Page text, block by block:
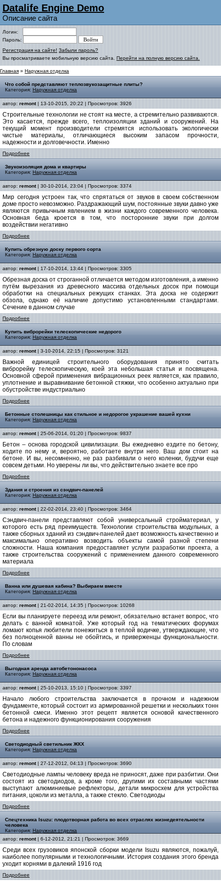
Datalife Engine Demo
Описание сайта
Логин:
Пароль:
Регистрация на сайте! Забыли пароль?
Вы просматриваете мобильную версию сайта. Перейти на полную версию сайта.
Главная » Наружная отделка
Что собой представляют теплозвукозащитные плиты?
Категория: Наружная отделка
автор: remont| 13-10-2015, 20:22 | Просмотров: 3926
Строительные технологии не стоят на месте, а стремительно развиваются.
Это касается, прежде всего, теплоизоляции зданий и сооружений. На
текущий момент производители стремятся использовать экологически
чистые материалы, отличающиеся высоким запасом прочности,
надежности и долговечности. Именно
Подробнее
Звукоизоляция дома и квартиры
Категория: Наружная отделка
автор: remont| 30-10-2014, 23:04 | Просмотров: 3374
Мир сегодня устроен так, что спрятаться от звуков в своем собственном
доме просто невозможно. Раздражающий шум, постоянные звуки давно уже
являются привычным явлением в жизни каждого современного человека.
Основная беда кроется в том, что посторонние звуки при долгом
воздействии негативно
Подробнее
Купить обрезную доску первого сорта
Категория: Наружная отделка
автор: remont| 17-10-2014, 13:44 | Просмотров: 3305
Обрезная доска от строганной отличается методом изготовления, а именно
путём вырезания из древесного массива отдельных досок при помощи
обработки на специальных режущих станках. Эта доска не содержит
обзола, однако её наличие допустимо установленными стандартами.
Сечение в данном случае
Подробнее
Купить виброрейки телескопические недорого
Категория: Наружная отделка
автор: remont| 3-10-2014, 22:15 | Просмотров: 3121
Важной единицей строительного оборудования принято считать
виброрейку телескопическую, коей эта небольшая статья и посвящена.
Основной сферой применения вибрационных реек является, как правило,
уплотнение и выравнивание бетонной стяжки, что особенно актуально при
обустройстве индустриально
Подробнее
Бетонные столешницы как стильное и недорогое украшение вашей кухни
Категория: Наружная отделка
автор: remont| 25-06-2014, 01:20 | Просмотров: 9837
Бетон – основа городской цивилизации. Вы ежедневно ездите по бетону,
ходите по нему и, вероятно, работаете внутри него. Ваш дом стоит на
бетоне. И вы, несомненно, не раз разбивали о него коленки, будучи еще
совсем детьми. Но уверены ли вы, что действительно знаете все про
Подробнее
Здания и строения из сэндвич-панелей
Категория: Наружная отделка
автор: remont| 22-02-2014, 23:40 | Просмотров: 3464
Сэндвич-панели представляют собой универсальный стройматериал, у
которого есть ряд преимуществ. Технологии строительства модульных, а
также сборных зданий из сэндвич-панелей дает возможность качественно и
максимально оперативно возводить объекты самой разной степени
сложности. Наша компания предоставляет услуги разработки проекта, а
также строительства сооружений с применением данного современного
материала
Подробнее
Ванна или душевая кабина? Выбираем вместе
Категория: Наружная отделка
автор: remont| 21-02-2014, 14:35 | Просмотров: 10268
Если вы планируете переезд или ремонт, обязательно встанет вопрос, что
делать с ванной комнатой. Уже который год на тематических форумах
ломают копья любители понежиться в теплой водичке, утверждающие, что
без полноценной ванны не обойтись, и приверженцы функциональности.
По словам
Подробнее
Выгодная аренда автобетононасоса
Категория: Наружная отделка
автор: remont| 25-10-2013, 15:10 | Просмотров: 3397
Начало любого строительства заключается в прочном и надежном
фундаменте, который состоит из армированной решетки и нескольких тонн
бетонной смеси. Именно этот рецепт является основой качественного
бетона и надежного функционирования сооружения
Подробнее
Светодиодный светильник ЖКХ
Категория: Наружная отделка
автор: remont| 27-12-2012, 04:13 | Просмотров: 3690
Светодиодные лампы человеку вреда не приносят, даже при разбитии. Они
состоят из светодиодов, а кроме того, другими их составными частями
выступают алюминиевые рефлекторы, детали микросхем для устройства
питания, цоколи из металла, а также стекло. Светодиоды
Подробнее
Спецтехника Isuzu: плодотворная работа во всех отраслях жизнедеятельности
человека
Категория: Наружная отделка
автор: remont| 6-12-2012, 21:21 | Просмотров: 3669
Среди всех грузовиков японской сборки модели Isuzu являются, пожалуй,
наиболее популярными и технологичными. История создания этого бренда
уходит корнями в далекий 1916 год
Подробнее